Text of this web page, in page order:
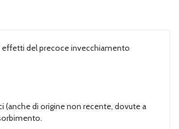
effetti del precoce invecchiamento
(anche di origine non recente, dovute a